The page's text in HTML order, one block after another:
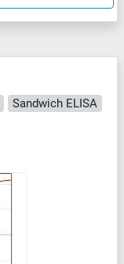
Sandwich ELISA